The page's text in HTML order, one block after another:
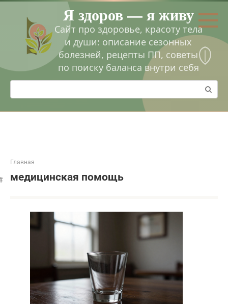
Перейти
контенту
Я здоров — я живу
Сайт про здоровье, красоту тела
и души: описание сезонных
болезней, рецепты ПП, советы
по поиску баланса внутри себя
Поиск:
Главная
медицинская помощь